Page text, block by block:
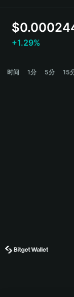
Español
$
+1.29%
时间 1分 5分 15